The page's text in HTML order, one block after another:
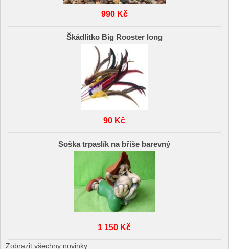
990 Kč
Škádlítko Big Rooster long
90 Kč
Soška trpaslík na břiše barevný
1 150 Kč
Zobrazit všechny novinky ...